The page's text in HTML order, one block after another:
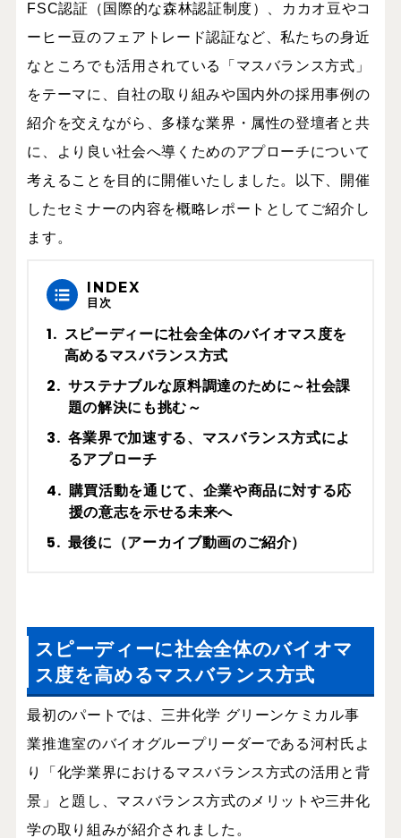
FSC認証（国際的な森林認証制度）、カカオ豆やコ
ーヒー豆のフェアトレード認証など、私たちの身近
なところでも活用されている「マスバランス方式」
をテーマに、自社の取り組みや国内外の採用事例の
紹介を交えながら、多様な業界・属性の登壇者と共
に、より良い社会へ導くためのアプローチについて
考えることを目的に開催いたしました。以下、開催
したセミナーの内容を概略レポートとしてご紹介し
ます。
INDEX
目次
スピーディーに社会全体のバイオマス度を
高めるマスバランス方式
サステナブルな原料調達のために～社会課
題の解決にも挑む～
各業界で加速する、マスバランス方式によ
るアプローチ
購買活動を通じて、企業や商品に対する応
援の意志を示せる未来へ
最後に（アーカイブ動画のご紹介）
スピーディーに社会全体のバイオマ
ス度を高めるマスバランス方式
最初のパートでは、三井化学 グリーンケミカル事
業推進室のバイオグループリーダーである河村氏よ
り「化学業界におけるマスバランス方式の活用と背
景」と題し、マスバランス方式のメリットや三井化
学の取り組みが紹介されました。